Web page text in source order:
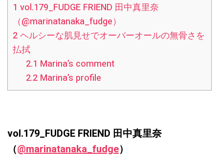
1 vol.179_FUDGE FRIEND 田中真里奈
（@marinatanaka_fudge）
2ヘルシーな肌見せでオーバーオールの無骨さを
払拭
2.1 Marina’s comment
2.2 Marina’s profile
vol.179_FUDGE FRIEND 田中真里奈
（@marinatanaka_fudge）